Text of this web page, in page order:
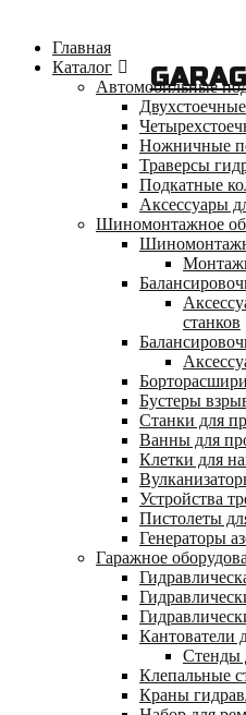
Главная
Каталог
Автомобильные
Ножничные
Траверсы
Подкатные
Аксессуары
Шиномонтажное
станков
Бустеры
Станки для
Ванны для
Клетки для
Устройства
Пистолеты
Генераторы
Гаражное
Кантователи
Стенды
Клепальные
Краны